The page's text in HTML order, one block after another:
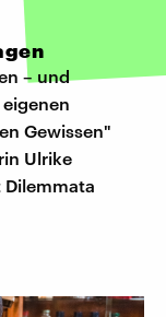
– und
Gewissen"
Ulrike
Dilemmata